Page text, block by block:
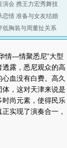
演会 携王力宏秀舞技
恋情 准备与女友结婚
低胸装与周董扯关系
情—情聚悉尼”大型
露，悉尼观众的高
血没有白费。高久
，这对天津来说是
尚元素，使得民乐
实现了演奏合一，